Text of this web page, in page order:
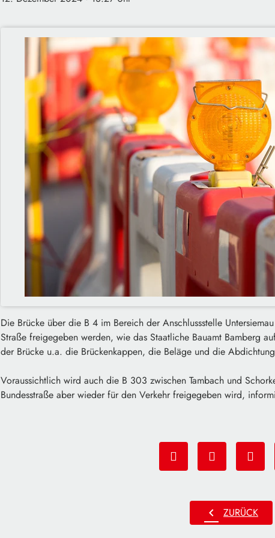
Die Brücke über die B 4 im Bereich der Anschlussstelle
Straße freigegeben werden, wie das Staatliche Bauamt Bamberg
der Brücke u.a. die Brückenkappen, die Beläge und die
Voraussichtlich wird auch die B 303 zwischen Tambach und
Bundesstraße aber wieder für den Verkehr freigegeben wird,
chevron_left ZURÜCK